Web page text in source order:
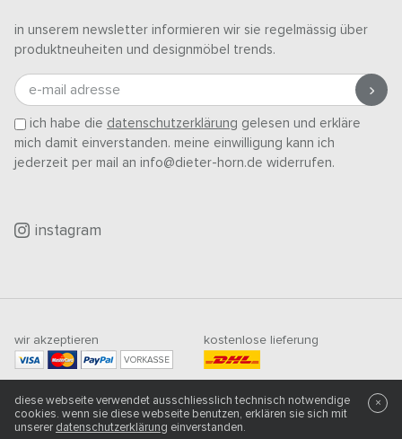
in unserem newsletter informieren wir sie regelmässig über
produktneuheiten und designmöbel trends.
e-mail adresse
ich habe die datenschutzerklärung gelesen und erkläre
mich damit einverstanden. meine einwilligung kann ich
jederzeit per mail an info@dieter-horn.de widerrufen.
instagram
wir akzeptieren
VORKASSE
kostenlose lieferung
500CHF
diese webseite verwendet ausschliesslich technisch notwendige
cookies. wenn sie diese webseite benutzen, erklären sie sich mit
unserer datenschutzerklärung einverstanden.
×